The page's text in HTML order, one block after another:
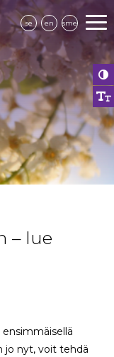
se en sme
– lue
jo nyt, voit tehdä